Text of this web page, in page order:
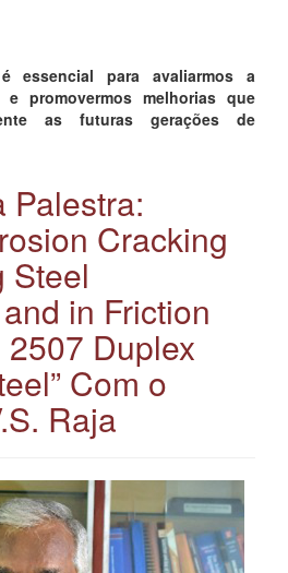
essencial para avaliarmos a
promovermos melhorias que
as futuras gerações de
Palestra:
Cracking
Steel
in Friction
Duplex
Com o
Raja